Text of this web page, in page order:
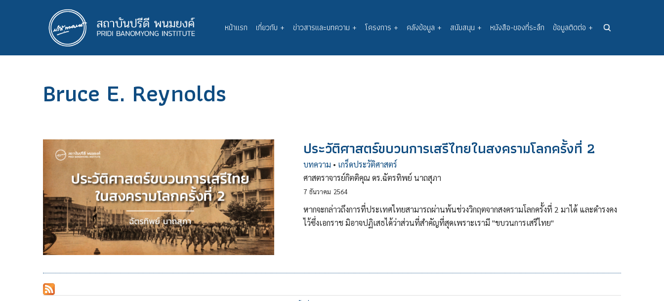
Main
navigation
หน้าแรก เกี่ยวกับ + ข่าวสารและบทความ + โครงการ + คลังข้อมูล + สนับสนุน + หนังสือ-ของที่ระลึก ข้อมูลติดต่อ +
Bruce E. Reynolds
ประวัติศาสตร์ขบวนการเสรีไทยในสงครามโลกครั้งที่ 2
บทความ • เกร็ดประวัติศาสตร์
ศาสตราจารย์กิตติคุณ ดร.ฉัตรทิพย์ นาถสุภา
7 ธันวาคม 2564
หากจะกล่าวถึงการที่ประเทศไทยสามารถผ่านพ้นช่วงวิกฤตจากสงครามโลกครั้งที่ 2 มาได้ และดำรงคง
ไว้ซึ่งเอกราช มิอาจปฏิเสธได้ว่าส่วนที่สำคัญที่สุดเพราะเรามี "ขบวนการเสรีไทย"